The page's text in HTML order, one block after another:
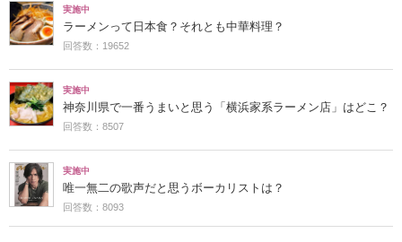
実施中
ラーメンって日本食？それとも中華料理？
回答数：19652
実施中
神奈川県で一番うまいと思う「横浜家系ラーメン店」はどこ？
回答数：8507
実施中
唯一無二の歌声だと思うボーカリストは？
回答数：8093